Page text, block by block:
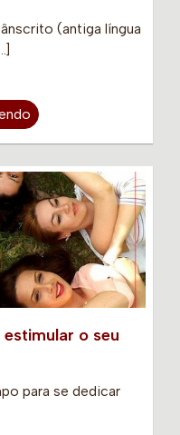
(antiga língua
o seu
para se dedicar